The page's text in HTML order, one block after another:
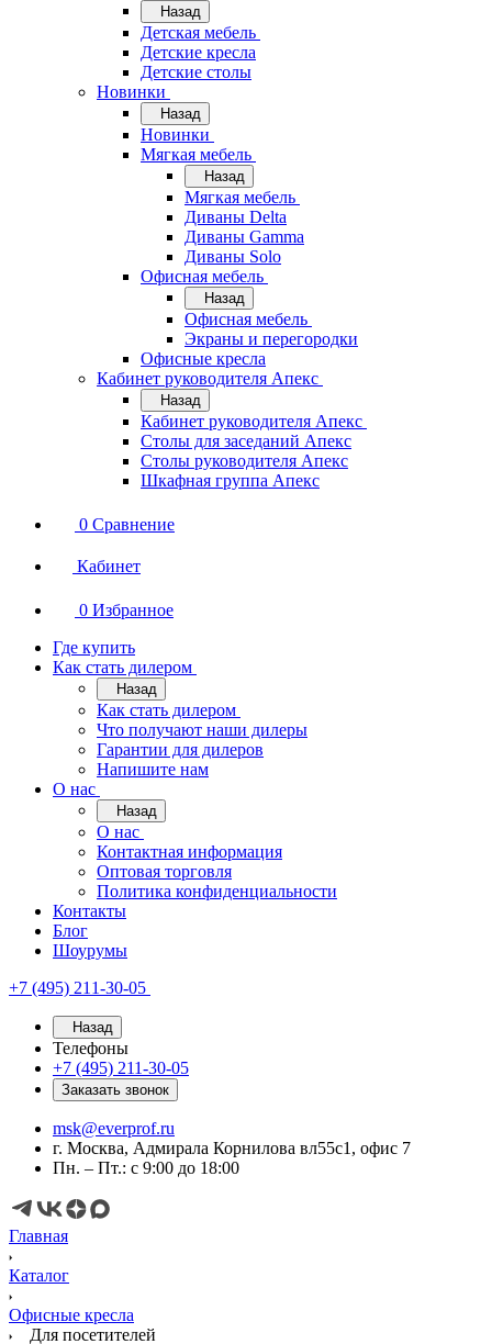
Назад
Детская мебель
Детские кресла
Детские столы
Новинки
Назад
Новинки
Мягкая мебель
Назад
Мягкая мебель
Диваны Delta
Диваны Gamma
Диваны Solo
Офисная мебель
Назад
Офисная мебель
Экраны и перегородки
Офисные кресла
Кабинет руководителя Апекс
Назад
Кабинет руководителя Апекс
Столы для заседаний Апекс
Столы руководителя Апекс
Шкафная группа Апекс
0 Сравнение
Кабинет
0 Избранное
Где купить
Как стать дилером
Назад
Как стать дилером
Что получают наши дилеры
Гарантии для дилеров
Напишите нам
О нас
Назад
О нас
Контактная информация
Оптовая торговля
Политика конфиденциальности
Контакты
Блог
Шоурумы
+7 (495) 211-30-05
Назад
Телефоны
+7 (495) 211-30-05
Заказать звонок
msk@everprof.ru
г. Москва, Адмирала Корнилова вл55с1, офис 7
Пн. – Пт.: с 9:00 до 18:00
Главная
Каталог
Офисные кресла
Для посетителей